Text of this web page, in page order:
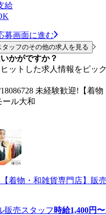
給
募画面に進む
ッフのその他の求人を見る
かがですか？
ットした求人情報をピッ
未経験歓迎!【着物
ール大和
着物・和雑貨専門店】販
販売スタッフ 時給1,400円〜